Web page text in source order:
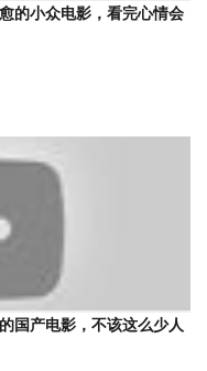
的小众电影，看完心情会
国产电影，不该这么少人